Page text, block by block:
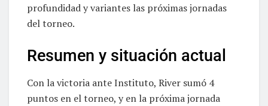
profundidad y variantes las próximas jornadas
del torneo.
Resumen y situación actual
Con la victoria ante Instituto, River sumó 4
puntos en el torneo, y en la próxima jornada